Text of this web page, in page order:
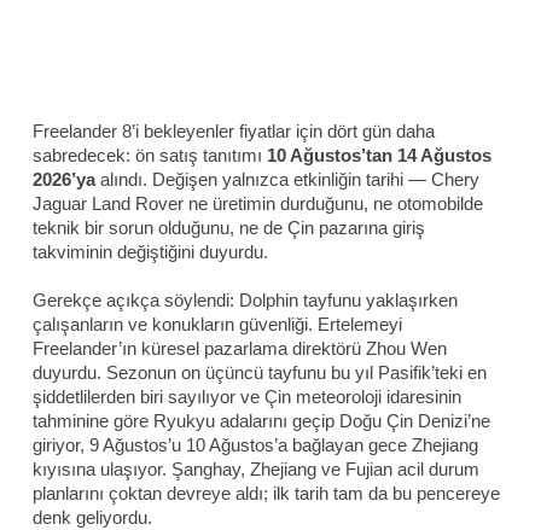
Freelander 8’i bekleyenler fiyatlar için dört gün daha
sabredecek: ön satış tanıtımı 10 Ağustos’tan 14 Ağustos
2026’yaalındı. Değişen yalnızca etkinliğin tarihi — Chery
Jaguar Land Rover ne üretimin durduğunu, ne otomobilde
teknik bir sorun olduğunu, ne de Çin pazarına giriş
takviminin değiştiğini duyurdu.
Gerekçe açıkça söylendi: Dolphin tayfunu yaklaşırken
çalışanların ve konukların güvenliği. Ertelemeyi
Freelander’ın küresel pazarlama direktörü Zhou Wen
duyurdu. Sezonun on üçüncü tayfunu bu yıl Pasifik’teki en
şiddetlilerden biri sayılıyor ve Çin meteoroloji idaresinin
tahminine göre Ryukyu adalarını geçip Doğu Çin Denizi’ne
giriyor, 9 Ağustos’u 10 Ağustos’a bağlayan gece Zhejiang
kıyısına ulaşıyor. Şanghay, Zhejiang ve Fujian acil durum
planlarını çoktan devreye aldı; ilk tarih tam da bu pencereye
denk geliyordu.